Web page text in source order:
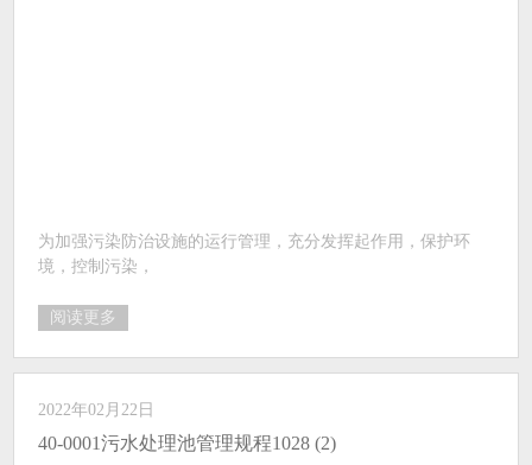
为加强污染防治设施的运行管理，充分发挥起作用，保护环
境，控制污染，
阅读更多
2022年02月22日
40-0001污水处理池管理规程1028 (2)